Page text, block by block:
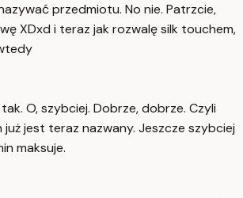
przedmiotu. No nie. Patrzcie,
XDxd i teraz jak rozwalę silk touchem,
O, szybciej. Dobrze, dobrze. Czyli
jest teraz nazwany. Jeszcze szybciej
maksuje.